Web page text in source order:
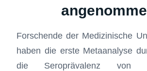
Forschende der Medizinische
haben die erste Metaanalyse
die Seroprävalenz von